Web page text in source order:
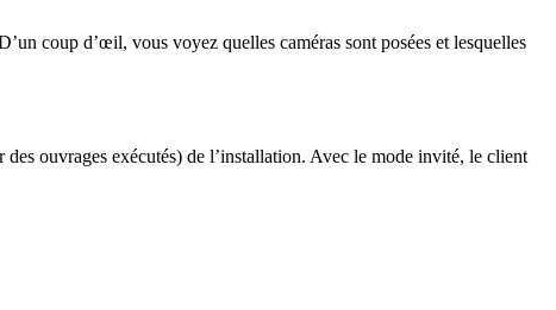
coup d’œil, vous voyez quelles caméras sont posées et lesquelles
ouvrages exécutés) de l’installation. Avec le mode invité, le client